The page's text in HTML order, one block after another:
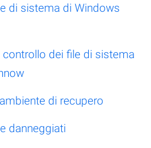
di sistema di Windows
controllo dei file di sistema
di recupero
danneggiati